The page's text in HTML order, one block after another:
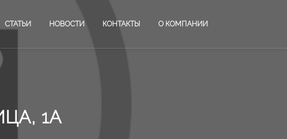
СТАТЬИ НОВОСТИ КОНТАКТЫ О КОМПАНИИ
1А